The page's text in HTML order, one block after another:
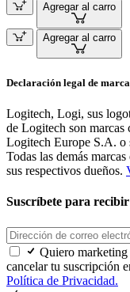
Agregar al carro
Agregar al carro
Declaración legal de
Logitech, Logi, sus
de Logitech son marcas
Logitech Europe S.A. o
Todas las demás
sus respectivos dueños.
Suscríbete para
Quiero
cancelar tu suscripción
Política de Privacidad.